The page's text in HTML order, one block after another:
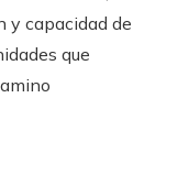
y capacidad de
que